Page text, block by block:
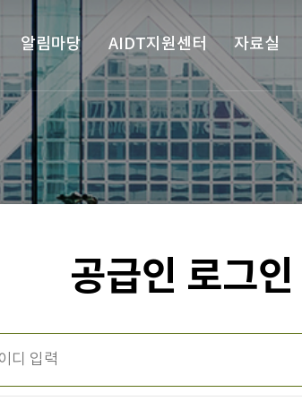
알림마당 AIDT지원센터 자료실
공급인 로그인